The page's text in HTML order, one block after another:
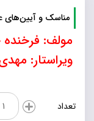
مناسک و آیین‌های
مولف: فرخنده
ویراستار:
تعداد
و